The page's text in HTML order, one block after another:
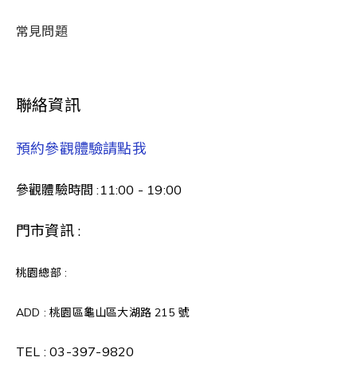
常見問題
聯絡資訊
預約參觀體驗請點我
參觀體驗時間 :11:00 - 19:00
門市資訊 :
桃園總部 :
ADD : 桃園區龜山區大湖路 215 號
TEL :03-397-9820